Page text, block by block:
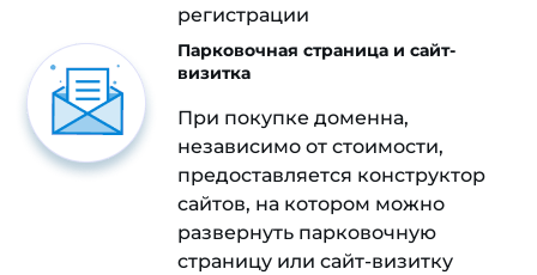
регистрации
Парковочная страница и сайт-
визитка
При покупке доменна,
независимо от стоимости,
предоставляется конструктор
сайтов, на котором можно
развернуть парковочную
страницу или сайт-визитку